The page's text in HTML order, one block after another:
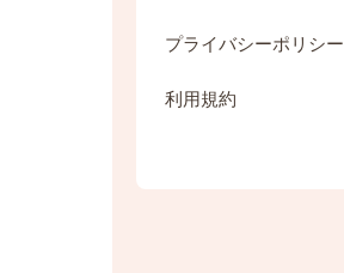
プライバシーポリシー
利用規約